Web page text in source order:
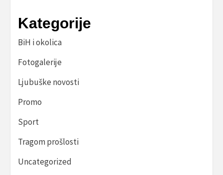
Kategorije
BiH i okolica
Fotogalerije
Ljubuške novosti
Promo
Sport
Tragom prošlosti
Uncategorized